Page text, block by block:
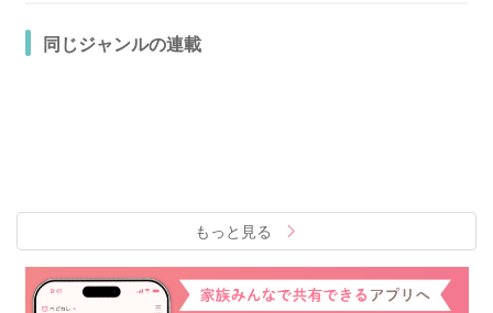
同じジャンルの連載
もっと見る